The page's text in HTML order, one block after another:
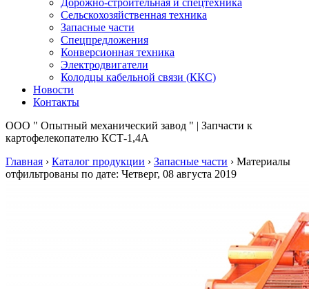
Дорожно-строительная и спецтехника
Сельскохозяйственная техника
Запасные части
Спецпредложения
Конверсионная техника
Электродвигатели
Колодцы кабельной связи (ККС)
Новости
Контакты
ООО " Опытный механический завод " | Запчасти к
картофелекопателю КСТ-1,4А
Главная › Каталог продукции › Запасные части › Материалы
отфильтрованы по дате: Четверг, 08 августа 2019